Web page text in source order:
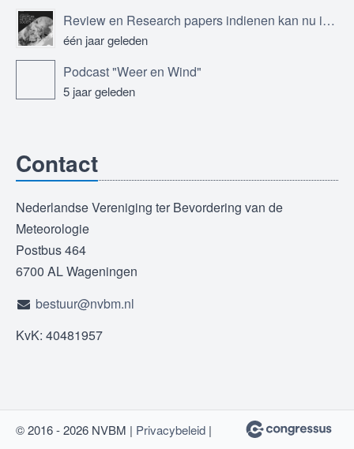
Review en Research papers indienen kan nu in Journal of the European Meteorological Society
één jaar geleden
Podcast "Weer en Wind"
5 jaar geleden
Contact
Nederlandse Vereniging ter Bevordering van de
Meteorologie
Postbus 464
6700 AL Wageningen
bestuur@nvbm.nl
KvK: 40481957
© 2016 - 2026 NVBM | Privacybeleid |